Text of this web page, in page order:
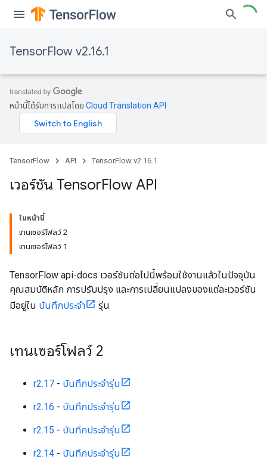
TensorFlow v2.16.1
หน้านี้ได้รับการแปลโดย Cloud Translation API
TensorFlow API TensorFlow v2.16.1
เวอร์ชัน TensorFlow API
ในหน้านี้
เทนเซอร์โฟลว์ 2
เทนเซอร์โฟลว์ 1
TensorFlow api-docs เวอร์ชันต่อไปนี้พร้อมใช้งานแล้วในปัจจุบัน
คุณสมบัติหลัก การปรับปรุง และการเปลี่ยนแปลงของแต่ละเวอร์ชัน
มีอยู่ใน บันทึกประจำ รุ่น
เทนเซอร์โฟลว์ 2
r2.17 - บันทึกประจำรุ่น
r2.16 - บันทึกประจำรุ่น
r2.15 - บันทึกประจำรุ่น
r2.14 - บันทึกประจำรุ่น